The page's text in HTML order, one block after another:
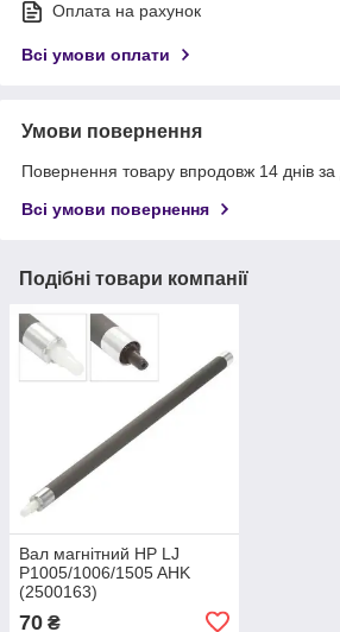
Оплата на рахунок
Всі умови оплати
Умови повернення
Повернення товару впродовж 14 днів
Всі умови повернення
Подібні товари компанії
Вал магнітний HP LJ
P1005/1006/1505 AHK
(2500163)
70 ₴